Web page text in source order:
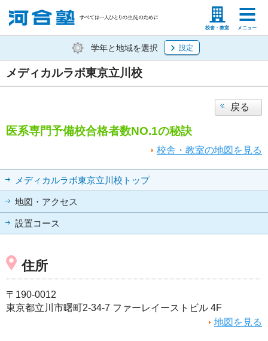
校舎・教室 メニュー
塾生の方 高等学校の先生
学年と地域を選択 設定
メディカルラボ東京立川校
戻る
医系専門予備校合格者数NO.1の秘訣
校舎・教室の地図を見る
メディカルラボ東京立川校トップ
地図・アクセス
設置コース
住所
〒190-0012
東京都立川市曙町2-34-7 ファーレイーストビル 4F
地図を見る